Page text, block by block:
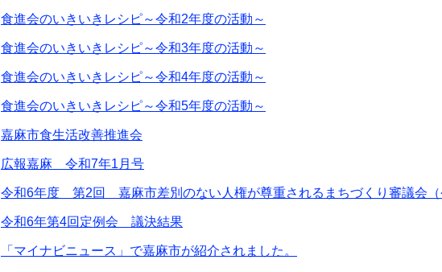
食進会のいきいきレシピ～令和2年度の活動～
食進会のいきいきレシピ～令和3年度の活動～
食進会のいきいきレシピ～令和4年度の活動～
食進会のいきいきレシピ～令和5年度の活動～
嘉麻市食生活改善推進会
広報嘉麻 令和7年1月号
令和6年度 第2回 嘉麻市差別のない人権が尊重されるまちづくり審議会（
令和6年第4回定例会 議決結果
「マイナビニュース」で嘉麻市が紹介されました。